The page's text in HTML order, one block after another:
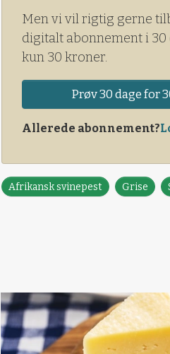
Men vi vil rigtig gerne
digitalt abonnement i 30
kun 30 kroner.
Prøv 30 dage for
Allerede abonnement?
Afrikansk svinepest Grise